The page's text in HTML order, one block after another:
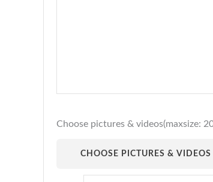
Choose pictures & videos(maxsize:
CHOOSE PICTURES & VIDEOS